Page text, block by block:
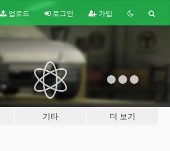
업로드 로그인 가입
기타 더 보기